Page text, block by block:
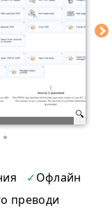
Офлайн
преводи